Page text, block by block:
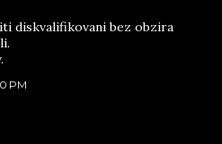
diskvalifikovani bez obzira
PM